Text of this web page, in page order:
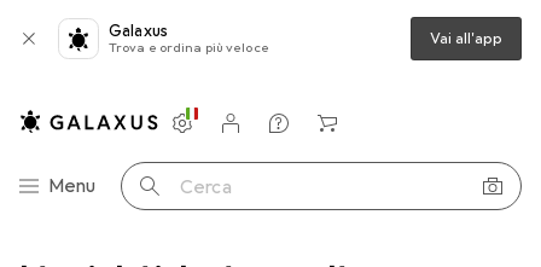
Galaxus
Trova e ordina più veloce Vai all'app
Categoria Navigazione
Menu Cerca
Impostazioni
Conto cliente
Liste di confronto
Liste dei desideri
Carrello